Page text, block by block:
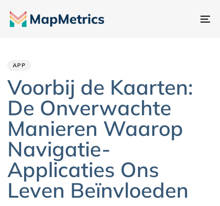
APP
Voorbij de Kaarten:
De Onverwachte
Manieren Waarop
Navigatie-
Applicaties Ons
Leven Beïnvloeden